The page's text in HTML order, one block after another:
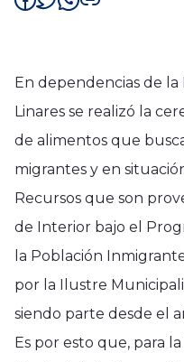
En dependencias de
Linares se realizó la
de alimentos que
migrantes y en
Recursos que son
de Interior bajo el
la Población
por la Ilustre
siendo parte desde el
Es por esto que, para